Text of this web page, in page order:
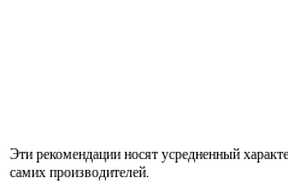
Эти рекомендации носят усредненный
самих производителей.